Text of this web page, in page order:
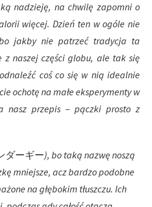
nadzieję, na chwilę zapomni o
więcej. Dzień ten w ogóle nie
jakby nie patrzeć tradycja ta
z naszej części globu, ale tak się
coś co się w nią idealnie
ochotę na małe eksperymenty w
nasz przepis – pączki prosto z
ダーギー), bo taką nazwę noszą
mniejsze, acz bardzo podobne
na głębokim tłuszczu. Ich